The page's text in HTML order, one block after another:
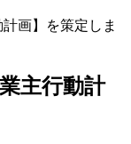
画】を策定しま
主行動計